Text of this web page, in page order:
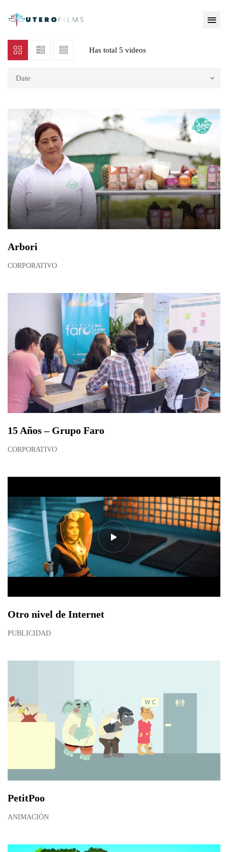
Has total 5 videos
Date
Arbori
CORPORATIVO
15 Años – Grupo Faro
CORPORATIVO
Otro nivel de Internet
PUBLICIDAD
PetitPoo
ANIMACIÓN